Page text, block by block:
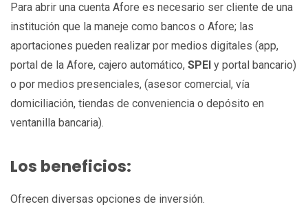
Para abrir una cuenta Afore es necesario ser cliente de una
institución que la maneje como bancos o Afore; las
aportaciones pueden realizar por medios digitales (app,
portal de la Afore, cajero automático, SPEI y portal bancario)
o por medios presenciales, (asesor comercial, vía
domiciliación, tiendas de conveniencia o depósito en
ventanilla bancaria).
Los beneficios:
Ofrecen diversas opciones de inversión.